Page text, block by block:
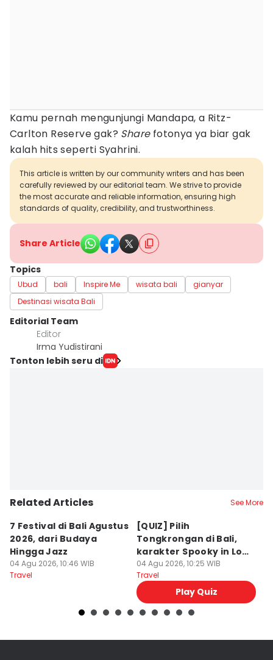
Kamu pernah mengunjungi Mandapa, a Ritz-
Carlton Reserve gak? Sharefotonya ya biar gak
kalah hits seperti Syahrini.
This article is written by our community writers and has been
carefully reviewed by our editorial team. We strive to provide
the most accurate and reliable information, ensuring high
standards of quality, credibility, and trustworthiness.
Share Article
Topics
Ubud bali Inspire Me wisata bali
gianyar
Destinasi wisata Bali
Editorial Team
Editor
Irma Yudistirani
Tonton lebih seru di
Related Articles See More
7 Festival di Bali Agustus
2026, dari Budaya
Hingga Jazz
04 Agu 2026, 10:46 WIB
Travel
[QUIZ] Pilih
Tongkrongan di Bali,
karakter Spooky in Love
Ini Mirip Kamu
04 Agu 2026, 10:25 WIB
Travel
Play Quiz